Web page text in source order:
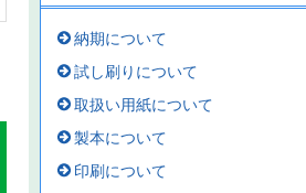
納期について
試し刷りについて
取扱い用紙について
製本について
印刷について